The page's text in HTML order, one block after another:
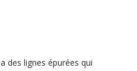
a des lignes épurées qui